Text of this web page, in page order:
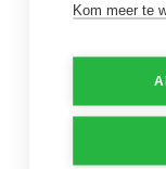
Kom meer te